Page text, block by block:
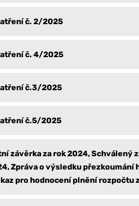
č. 2/2025
č. 4/2025
č.3/2025
č.5/2025
závěrka za rok 2024, Schválený
Zpráva o výsledku přezkoumání
pro hodnocení plnění rozpočtu